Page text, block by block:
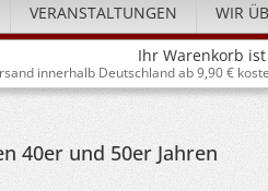
VERANSTALTUNGEN WIR
Ihr Warenkorb
innerhalb Deutschland ab 9,90 €
40er und 50er Jahren